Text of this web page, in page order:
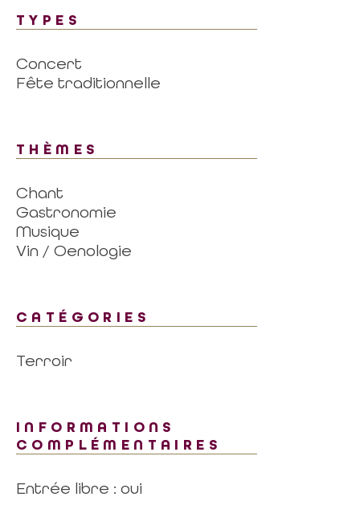
TYPES
Concert
Fête traditionnelle
THÈMES
Chant
Gastronomie
Musique
Vin / Oenologie
CATÉGORIES
Terroir
INFORMATIONS
COMPLÉMENTAIRES
Entrée libre : oui